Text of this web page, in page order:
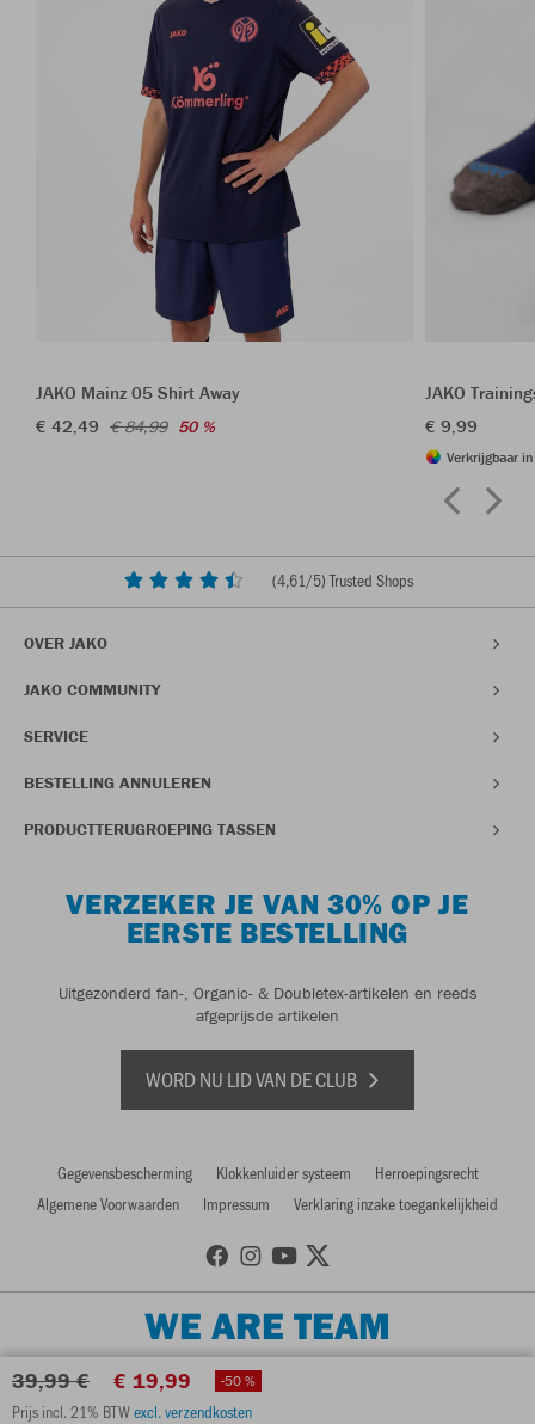
39,99 € € 19,99 -50 %
Prijs incl. 21% BTWexcl. verzendkosten
JAKO Mainz 05 Shirt Away
€ 42,49 € 84,99 50 %
JAKO
€ 9,99
Verkrijgbaar
(4,61/5) Trusted Shops
OVER JAKO
JAKO COMMUNITY
SERVICE
BESTELLING ANNULEREN
PRODUCTTERUGROEPING TASSEN
VERZEKER JE VAN 30% OP JE
EERSTE BESTELLING
Uitgezonderd fan-, Organic- & Doubletex-artikelen en reeds
afgeprijsde artikelen
WORD NU LID VAN DE CLUB
Gegevensbescherming Klokkenluider systeem
Herroepingsrecht
Algemene Voorwaarden
Impressum Verklaring inzake toegankelijkheid
WE ARE TEAM